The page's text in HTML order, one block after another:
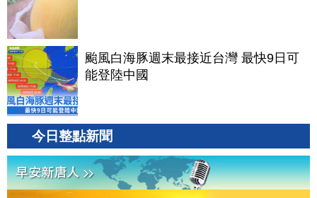
颱風白海豚週末最接近台灣 最快9日可
能登陸中國
今日整點新聞